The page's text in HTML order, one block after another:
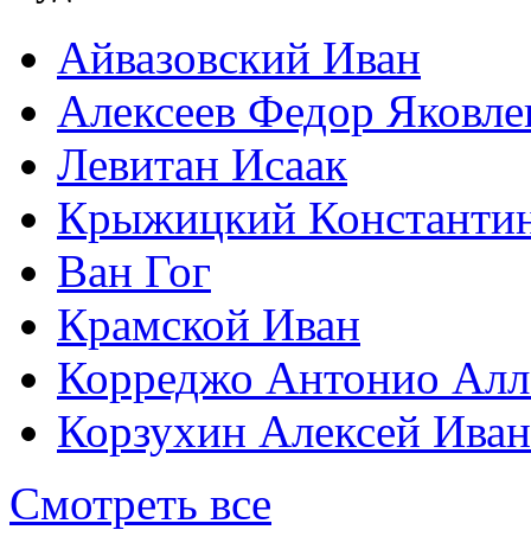
Айвазовский Иван
Алексеев Федор
Левитан Исаак
Крыжицкий
Ван Гог
Крамской Иван
Корреджо Антонио
Корзухин Алексей
Смотреть все